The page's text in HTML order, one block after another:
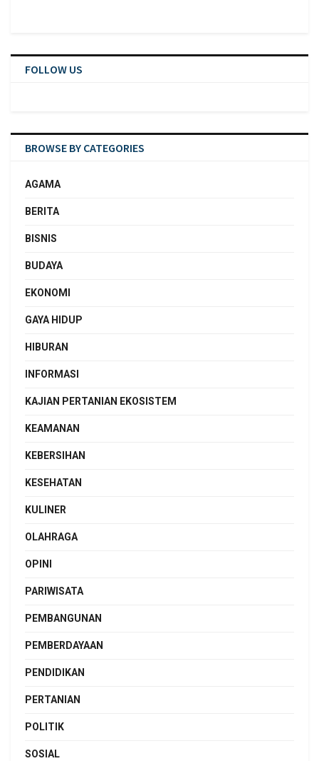
FOLLOW US
BROWSE BY CATEGORIES
AGAMA
BERITA
BISNIS
BUDAYA
EKONOMI
GAYA HIDUP
HIBURAN
INFORMASI
KAJIAN PERTANIAN EKOSISTEM
KEAMANAN
KEBERSIHAN
KESEHATAN
KULINER
OLAHRAGA
OPINI
PARIWISATA
PEMBANGUNAN
PEMBERDAYAAN
PENDIDIKAN
PERTANIAN
POLITIK
SOSIAL